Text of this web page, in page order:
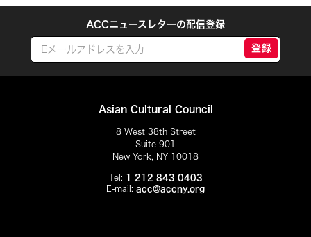
ACCニュースレターの配信登録
登録
Asian Cultural Council
8 West 38th Street
Suite 901
New York, NY 10018
Tel: 1 212 843 0403
E-mail: acc@accny.org